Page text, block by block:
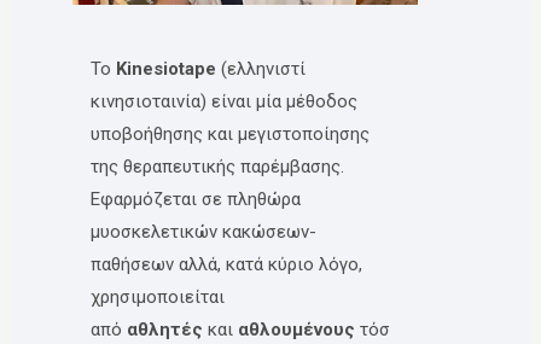
To Kinesiotape (ελληνιστί
κινησιοταινία) είναι μία μέθοδος
υποβοήθησης και μεγιστοποίησης
της θεραπευτικής παρέμβασης.
Εφαρμόζεται σε πληθώρα
μυοσκελετικών κακώσεων-
παθήσεων αλλά, κατά κύριο λόγο,
χρησιμοποιείται
από αθλητές και αθλουμένους τόσ